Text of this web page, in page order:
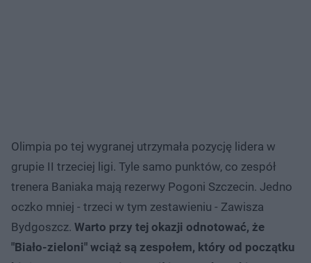
Olimpia po tej wygranej utrzymała pozycję lidera w
grupie II trzeciej ligi. Tyle samo punktów, co zespół
trenera Baniaka mają rezerwy Pogoni Szczecin. Jedno
oczko mniej - trzeci w tym zestawieniu - Zawisza
Bydgoszcz. Warto przy tej okazji odnotować, że
"Biało-zieloni" wciąż są zespołem, który od początku